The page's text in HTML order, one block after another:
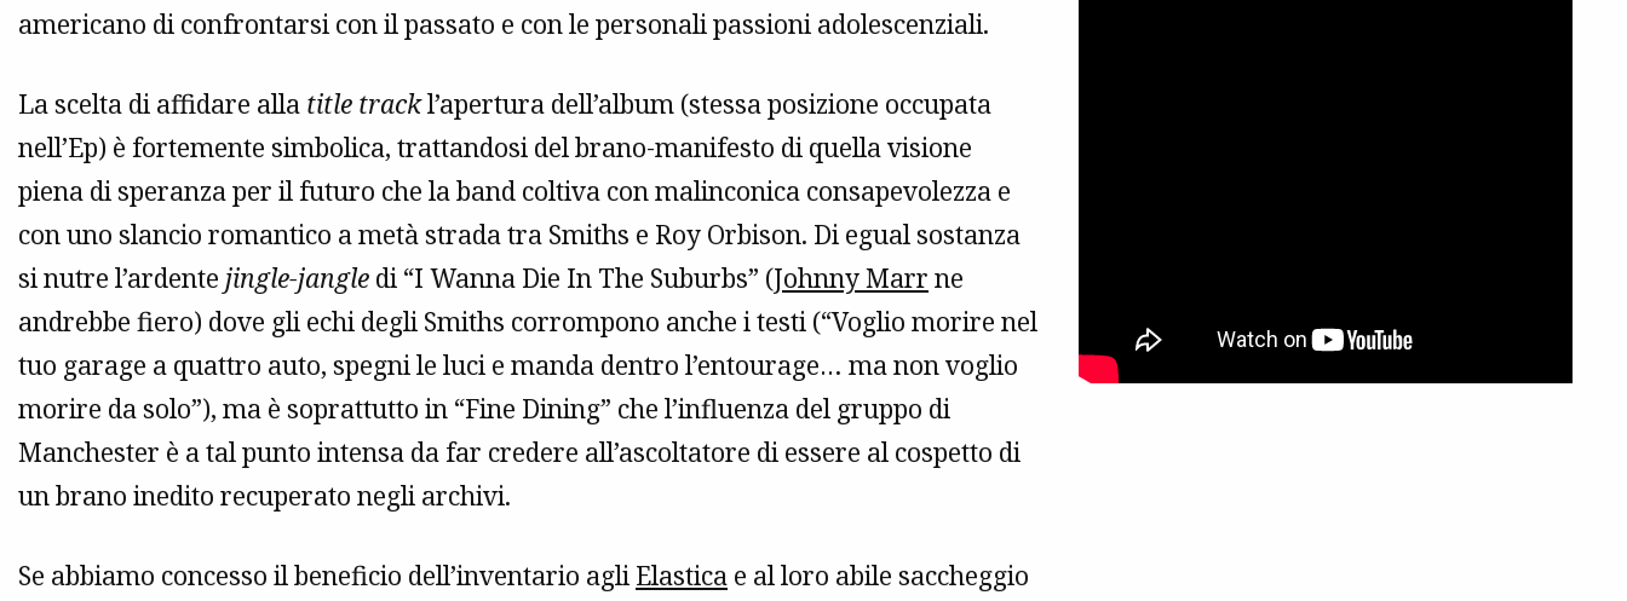
americano di confrontarsi con il passato e con le personali passioni adolescenziali.
La scelta di affidare alla title trackl’apertura dell’album (stessa posizione occupata
nell’Ep) è fortemente simbolica, trattandosi del brano-manifesto di quella visione
piena di speranza per il futuro che la band coltiva con malinconica consapevolezza e
con uno slancio romantico a metà strada tra Smiths e Roy Orbison. Di egual sostanza
si nutre l’ardente jingle-jangle di “I Wanna Die In The Suburbs” (Johnny Marr ne
andrebbe fiero) dove gli echi degli Smiths corrompono anche i testi (“Voglio morire nel
tuo garage a quattro auto, spegni le luci e manda dentro l’entourage… ma non voglio
morire da solo”), ma è soprattutto in “Fine Dining” che l’influenza del gruppo di
Manchester è a tal punto intensa da far credere all’ascoltatore di essere al cospetto di
un brano inedito recuperato negli archivi.
Se abbiamo concesso il beneficio dell’inventario agli Elastica e al loro abile saccheggio